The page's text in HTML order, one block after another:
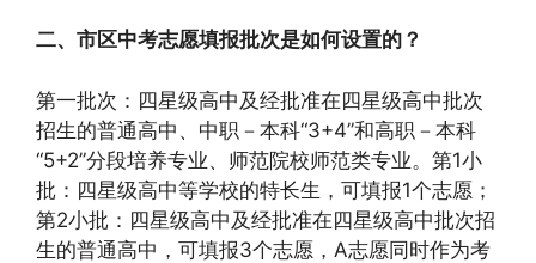
二、市区中考志愿填报批次是如何设置的？
第一批次：四星级高中及经批准在四星级高中批次
招生的普通高中、中职－本科“3+4”和高职－本科
“5+2”分段培养专业、师范院校师范类专业。第1小
批：四星级高中等学校的特长生，可填报1个志愿；
第2小批：四星级高中及经批准在四星级高中批次招
生的普通高中，可填报3个志愿，A志愿同时作为考